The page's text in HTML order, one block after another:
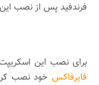
فرندفید پس از نصب
برای نصب این اسکریپت
فایرفاکس خود نصب